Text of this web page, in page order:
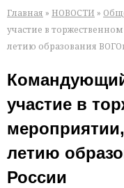
Главная » НОВОСТИ »
участие в
летию образования
участие в
летию
России